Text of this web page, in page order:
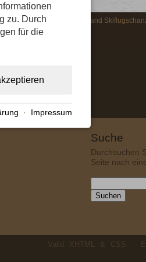
Fuchs Laiter Hand
Suche
Durchsuchen
Seite nach
Valid XHTML & CSS
zu. Durch
für die
· Impressum